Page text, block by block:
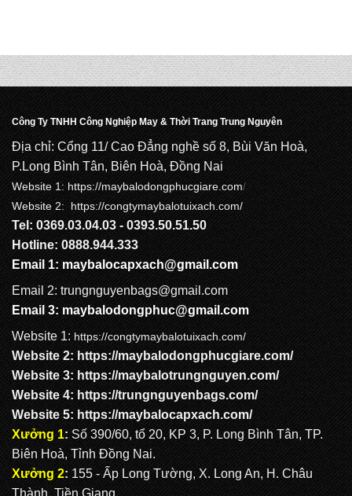
Công Ty TNHH Công Nghiệp May & Thời Trang Trung Nguyên
Địa chỉ: Cổng 11/ Cao Đẳng nghề số 8, Bùi Văn Hoà,
P.Long Bình Tân, Biên Hoà, Đồng Nai
Website 1: https://maybalodongphucgiare.com/
Website 2: https://congtymaybalotuixach.com/
Tel: 0369.03.04.03 - 0393.50.51.50
Hotline: 0888.944.333
Email 1: maybalocapxach@gmail.com
Email 2: trungnguyenbags@gmail.com
Email 3: maybalodongphuc@gmail.com
Website 1: https://congtymaybalotuixach.com/
Website 2: https://maybalodongphucgiare.com/
Website 3: https://maybalotrungnguyen.com/
Website 4: https://trungnguyenbags.com/
Website 5: https://maybalocapxach.com/
Xưởng 1: Số 390/60, tổ 20, KP 3, P. Long Bình Tân, TP.
Biên Hoà, Tỉnh Đồng Nai.
Xưởng 2: 155 - Ấp Long Tường, X. Long An, H. Châu